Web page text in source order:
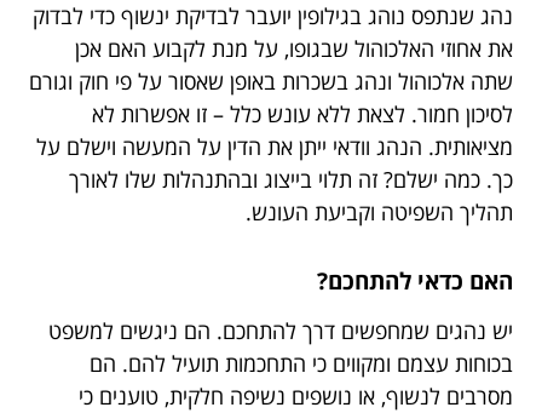
נהג שנתפס נוהג בגילופין יועבר לבדיקת ינשוף כדי לבדוק
את אחוזי האלכוהול שבגופו, על מנת לקבוע האם אכן
שתה אלכוהול ונהג בשכרות באופן שאסור על פי חוק וגורם
לסיכון חמור. לצאת ללא עונש כלל – זו אפשרות לא
מציאותית. הנהג וודאי ייתן את הדין על המעשה וישלם על
כך. כמה ישלם? זה תלוי בייצוג ובהתנהלות שלו לאורך
תהליך השפיטה וקביעת העונש.
האם כדאי להתחכם?
יש נהגים שמחפשים דרך להתחכם. הם ניגשים למשפט
בכוחות עצמם ומקווים כי התחכמות תועיל להם. הם
מסרבים לנשוף, או נושפים נשיפה חלקית, טוענים כי